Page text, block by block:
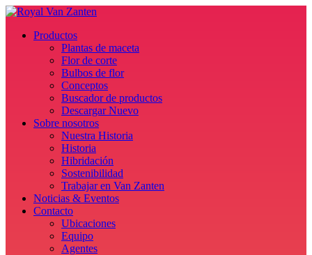
Productos
Plantas de maceta
Flor de corte
Bulbos de flor
Conceptos
Buscador de productos
Descargar Nuevo
Sobre nosotros
Nuestra Historia
Historia
Hibridación
Sostenibilidad
Trabajar en Van Zanten
Noticias & Eventos
Contacto
Ubicaciones
Equipo
Agentes